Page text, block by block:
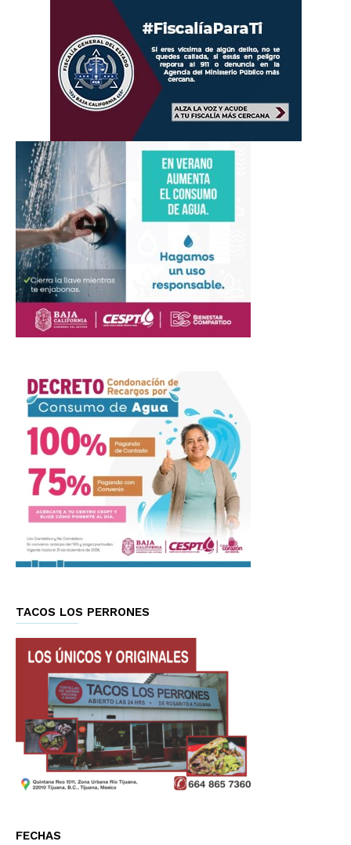
TACOS LOS PERRONES
FECHAS